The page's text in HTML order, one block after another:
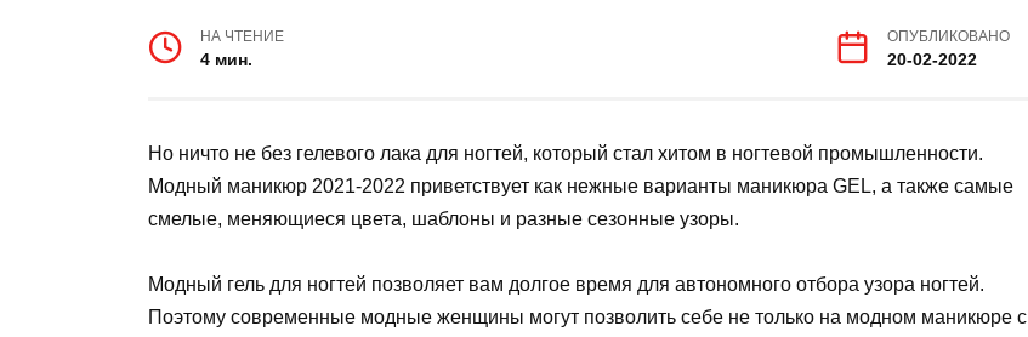
НА ЧТЕНИЕ
4 мин.
ОПУБЛИКОВАНО
20-02-2022
Но ничто не без гелевого лака для ногтей, который стал хитом в ногтевой промышленности.
Модный маникюр 2021-2022 приветствует как нежные варианты маникюра GEL, а также самые
смелые, меняющиеся цвета, шаблоны и разные сезонные узоры.
Модный гель для ногтей позволяет вам долгое время для автономного отбора узора ногтей.
Поэтому современные модные женщины могут позволить себе не только на модном маникюре с